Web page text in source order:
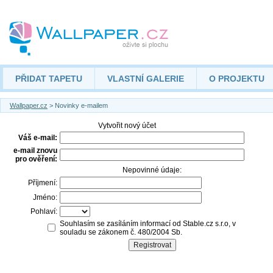
PŘIDAT TAPETU VLASTNÍ GALERIE O PROJEKTU
Wallpaper.cz > Novinky e-mailem